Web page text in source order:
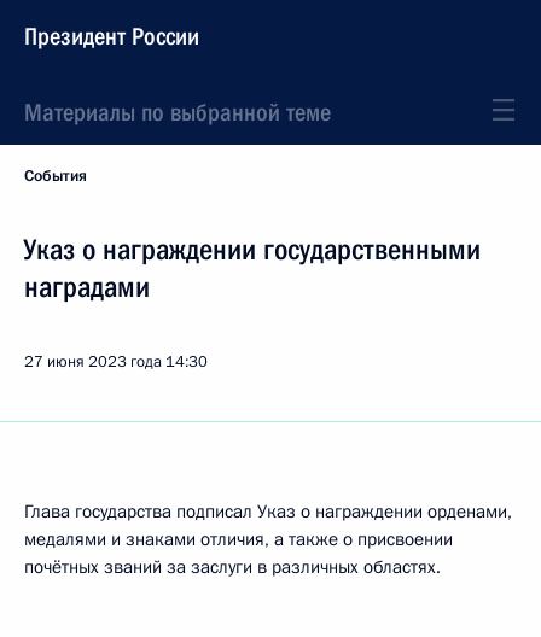
Президент России
Материалы по выбранной теме
События
Указ о награждении государственными
наградами
27 июня 2023 года 14:30
Глава государства подписал Указ о награждении орденами,
медалями и знаками отличия, а также о присвоении
почётных званий за заслуги в различных областях.